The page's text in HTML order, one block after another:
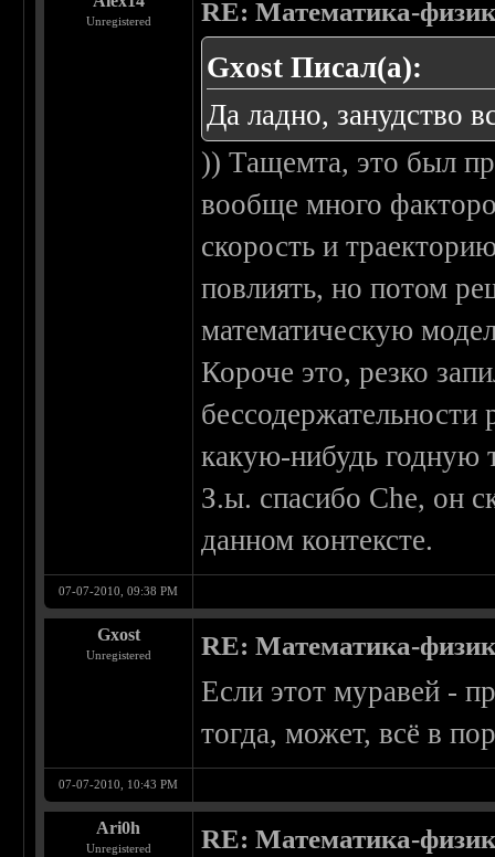
Unregistered RE: Математика-
Gxost Писал(а):
Да ладно, занудство
)) Тащемта, это был
вообще много
скорость и
повлиять, но потом
математическую
Короче это, резко
какую-нибудь годную
З.ы. спасибо Che, он
данном контексте.
07-07-2010, 09:38 PM
Gxost
Unregistered RE: Математика-
Если этот муравей -
тогда, может, всё в
07-07-2010, 10:43 PM
Ari0h
Unregistered RE: Математика-